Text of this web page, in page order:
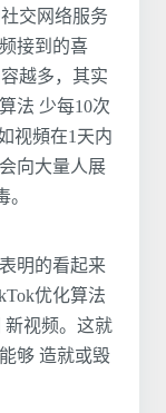
交网络服务
接到的喜
越多，其实
法 少每10次
视頻在1天内
向大量人展
明的看起来
优化算法
新视频。这就
够 造就或毁